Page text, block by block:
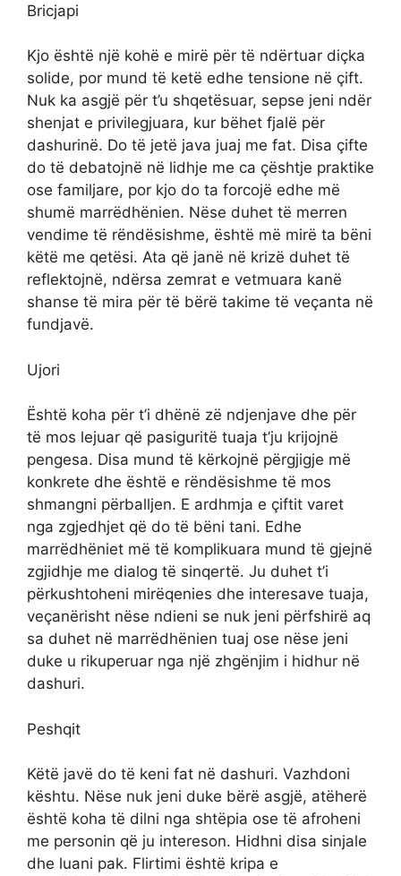
Bricjapi
Kjo është një kohë e mirë për të ndërtuar diçka
solide, por mund të ketë edhe tensione në çift.
Nuk ka asgjë për t’u shqetësuar, sepse jeni ndër
shenjat e privilegjuara, kur bëhet fjalë për
dashurinë. Do të jetë java juaj me fat. Disa çifte
do të debatojnë në lidhje me ca çështje praktike
ose familjare, por kjo do ta forcojë edhe më
shumë marrëdhënien. Nëse duhet të merren
vendime të rëndësishme, është më mirë ta bëni
këtë me qetësi. Ata që janë në krizë duhet të
reflektojnë, ndërsa zemrat e vetmuara kanë
shanse të mira për të bërë takime të veçanta në
fundjavë.
Ujori
Është koha për t’i dhënë zë ndjenjave dhe për
të mos lejuar që pasiguritë tuaja t’ju krijojnë
pengesa. Disa mund të kërkojnë përgjigje më
konkrete dhe është e rëndësishme të mos
shmangni përballjen. E ardhmja e çiftit varet
nga zgjedhjet që do të bëni tani. Edhe
marrëdhëniet më të komplikuara mund të gjejnë
zgjidhje me dialog të sinqertë. Ju duhet t’i
përkushtoheni mirëqenies dhe interesave tuaja,
veçanërisht nëse ndieni se nuk jeni përfshirë aq
sa duhet në marrëdhënien tuaj ose nëse jeni
duke u rikuperuar nga një zhgënjim i hidhur në
dashuri.
Peshqit
Këtë javë do të keni fat në dashuri. Vazhdoni
kështu. Nëse nuk jeni duke bërë asgjë, atëherë
është koha të dilni nga shtëpia ose të afroheni
me personin që ju intereson. Hidhni disa sinjale
dhe luani pak. Flirtimi është kripa e